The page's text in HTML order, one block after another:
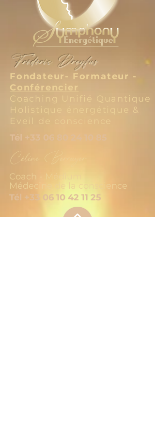
Frédéric Dreyfus
Fondateur- Formateur -
Conférencier
Coaching Unifié Quantique
Holistique énergétique &
Eveil de conscience
Tél +33 06 80 24 10 85
Céline Berruyer
Coach - Médium
Médecine de la conscience
Tél +33 06 10 42 11 25